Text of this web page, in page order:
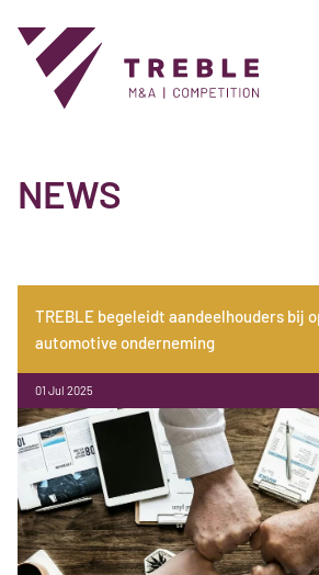
NEWS
TREBLE begeleidt aandeelhouders bij
automotive onderneming
01 Jul 2025